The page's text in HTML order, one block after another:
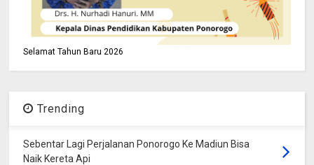
Selamat Tahun Baru 2026
Trending
Sebentar Lagi Perjalanan Ponorogo Ke Madiun Bisa
Naik Kereta Api